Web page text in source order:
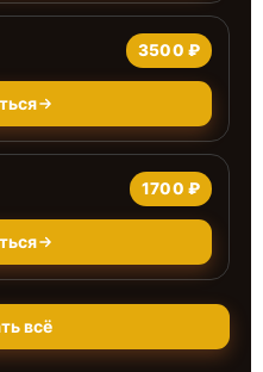
3500 ₽
1700 ₽
всё